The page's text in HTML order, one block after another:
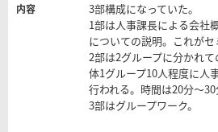
内容
3部構成になっていた。
1部は人事課長による会社
についての説明。これがセ
2部は2グループに分かれ
体1グループ10人程度に人
行われる。時間は20分～30
3部はグループワーク。